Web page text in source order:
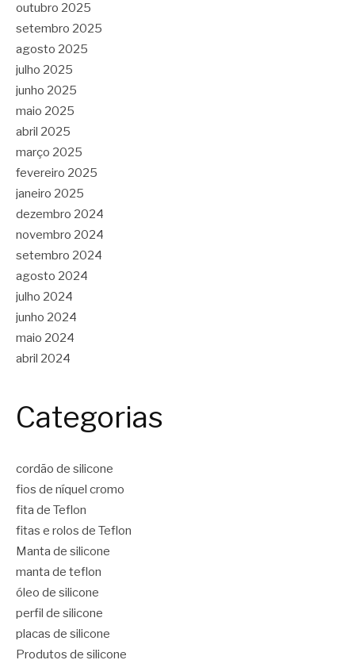
outubro 2025
setembro 2025
agosto 2025
julho 2025
junho 2025
maio 2025
abril 2025
março 2025
fevereiro 2025
janeiro 2025
dezembro 2024
novembro 2024
setembro 2024
agosto 2024
julho 2024
junho 2024
maio 2024
abril 2024
Categorias
cordão de silicone
fios de níquel cromo
fita de Teflon
fitas e rolos de Teflon
Manta de silicone
manta de teflon
óleo de silicone
perfil de silicone
placas de silicone
Produtos de silicone